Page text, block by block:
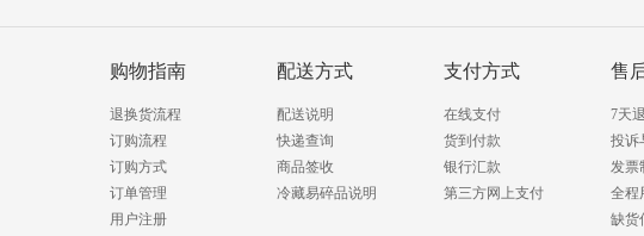
购物指南
退换货流程
订购流程
订购方式
订单管理
用户注册
配送方式
配送说明
快递查询
商品签收
冷藏易碎品说明
支付方式
在线支付
货到付款
银行汇款
第三方网上支付
售
7天
投诉
发票
全程
缺货